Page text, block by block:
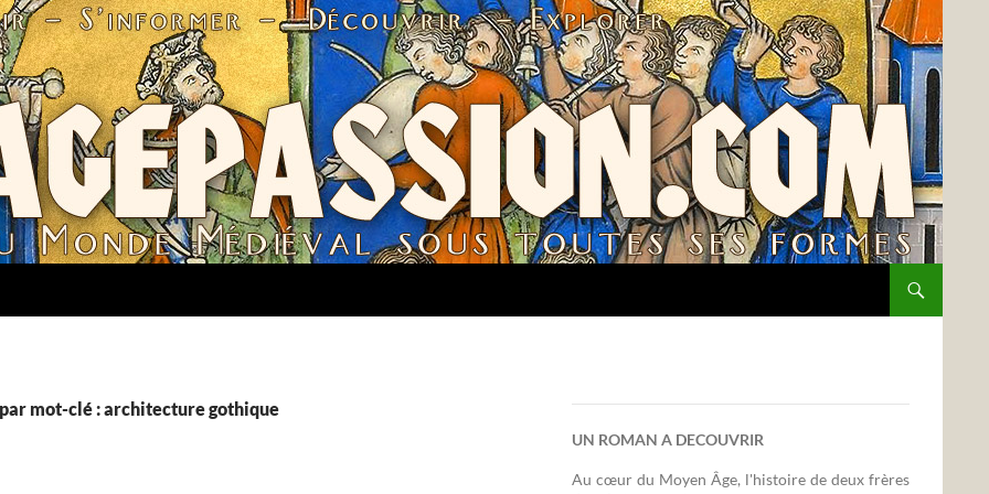
mot-clé : architecture gothique
UN ROMAN A DECOUVRIR
Au cœur du Moyen Âge, l'histoire de deux frères